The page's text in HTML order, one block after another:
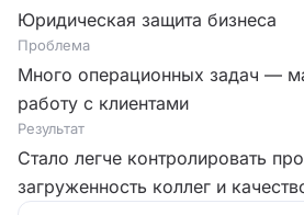
Юридическая защита бизнеса
Проблема
Много операционных задач —
работу с клиентами
Результат
Стало легче контролировать
загруженность коллег и